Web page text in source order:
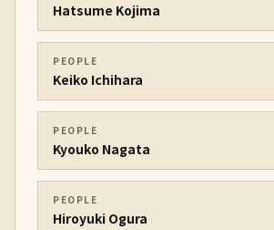
Hatsume Kojima
PEOPLE
Keiko Ichihara
PEOPLE
Kyouko Nagata
PEOPLE
Hiroyuki Ogura